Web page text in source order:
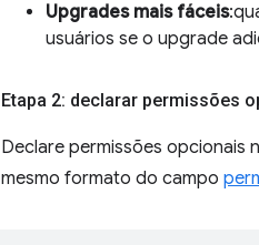
Upgrades mais fáceis
usuários se o upgrade
Etapa 2: declarar permissões
Declare permissões opcionais
mesmo formato do campo